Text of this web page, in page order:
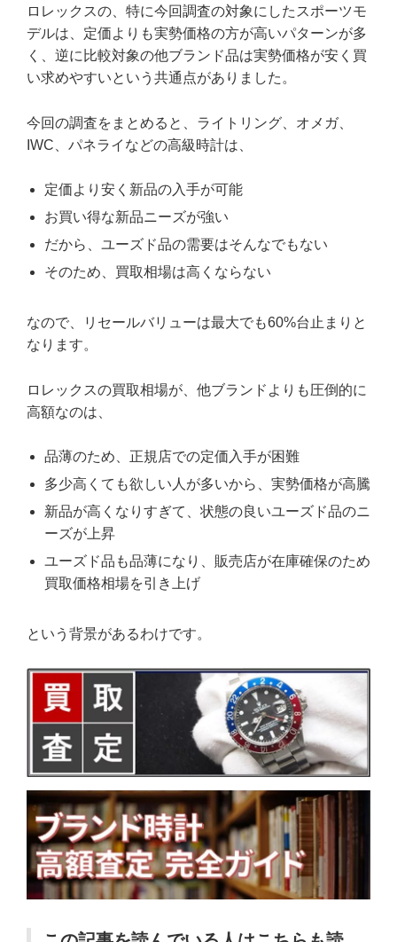
ロレックスの、特に今回調査の対象にしたスポーツモ
デルは、定価よりも実勢価格の方が高いパターンが多
く、逆に比較対象の他ブランド品は実勢価格が安く買
い求めやすいという共通点がありました。
今回の調査をまとめると、ライトリング、オメガ、
IWC、パネライなどの高級時計は、
定価より安く新品の入手が可能
お買い得な新品ニーズが強い
だから、ユーズド品の需要はそんなでもない
そのため、買取相場は高くならない
なので、リセールバリューは最大でも60%台止まりと
なります。
ロレックスの買取相場が、他ブランドよりも圧倒的に
高額なのは、
品薄のため、正規店での定価入手が困難
多少高くても欲しい人が多いから、実勢価格が高騰
新品が高くなりすぎて、状態の良いユーズド品のニ
ーズが上昇
ユーズド品も品薄になり、販売店が在庫確保のため
買取価格相場を引き上げ
という背景があるわけです。